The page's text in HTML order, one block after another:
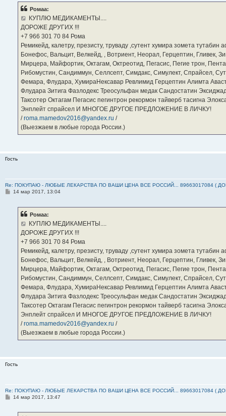
Ромаа:
КУПЛЮ МЕДИКАМЕНТЫ....
ДОРОЖЕ ДРУГИХ !!!
‪+7 966 301 70 84‬ Рома
Ремикейд, калетру, презисту, труваду ,сутент хумира зомета
Бонефос, Вальцит, Велкейд, , Вотриент, Неорал, Герцептин, Гливек,
Мирцера, Майфортик, Октагам, Октреотид, Пегасис, Пегие трон,
Рибомустин, Сандиммун, Селлсепт, Симдакс, Симулект, Спрайсел,
Фемара, Флудара, ХумираНексавар Ревлимид Герцептин Алимта
Флудара Зитига Фазлодекс Треосульфан медак Сандостатин
Таксотер Октагам Пегасис пегинтрон рекормон тайверб тасигна
Энплейт спрайсел И МНОГОЕ ДРУГОЕ ПРЕДЛОЖЕНИЕ В ЛИЧКУ!
/roma.mamedov2016@yandex.ru /
(Выезжаем в любые города России.)
Гость
Re: ПОКУПАЮ - ЛЮБЫЕ ЛЕКАРСТВА ПО ВАШИ ЦЕНА ВСЕ РОССИЙ... 89663017084 (
С14 мар 2017, 13:04
Ромаа:
КУПЛЮ МЕДИКАМЕНТЫ....
ДОРОЖЕ ДРУГИХ !!!
‪+7 966 301 70 84‬ Рома
Ремикейд, калетру, презисту, труваду ,сутент хумира зомета
Бонефос, Вальцит, Велкейд, , Вотриент, Неорал, Герцептин, Гливек,
Мирцера, Майфортик, Октагам, Октреотид, Пегасис, Пегие трон,
Рибомустин, Сандиммун, Селлсепт, Симдакс, Симулект, Спрайсел,
Фемара, Флудара, ХумираНексавар Ревлимид Герцептин Алимта
Флудара Зитига Фазлодекс Треосульфан медак Сандостатин
Таксотер Октагам Пегасис пегинтрон рекормон тайверб тасигна
Энплейт спрайсел И МНОГОЕ ДРУГОЕ ПРЕДЛОЖЕНИЕ В ЛИЧКУ!
/roma.mamedov2016@yandex.ru /
(Выезжаем в любые города России.)
Гость
Re: ПОКУПАЮ - ЛЮБЫЕ ЛЕКАРСТВА ПО ВАШИ ЦЕНА ВСЕ РОССИЙ... 89663017084 (
С14 мар 2017, 13:47